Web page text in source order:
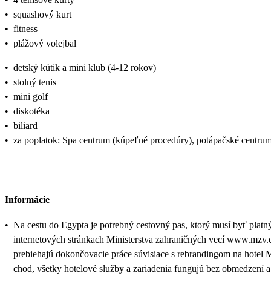
• squashový kurt
• fitness
• plážový volejbal
• detský kútik a mini klub (4-12 rokov)
• stolný tenis
• mini golf
• diskotéka
• biliard
• za poplatok: Spa centrum (kúpeľné procedúry), potápačské
Informácie
• Na cestu do Egypta je potrebný cestovný pas, ktorý musí byť
internetových stránkach Ministerstva zahraničných vecí
prebiehajú dokončovacie práce súvisiace s rebrandingom na
chod, všetky hotelové služby a zariadenia fungujú bez